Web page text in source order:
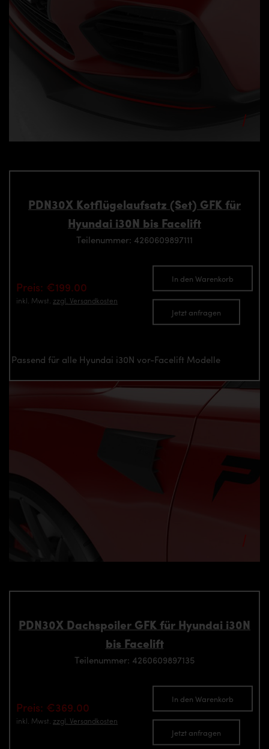
PDN30X Kotflügelaufsatz (Set) GFK für
Hyundai i30N bis Facelift
Teilenummer: 4260609897111
Preis: €199.00
inkl. Mwst. zzgl. Versandkosten
In den Warenkorb
Jetzt anfragen
Passend für alle Hyundai i30N vor-Facelift Modelle
PDN30X Dachspoiler GFK für Hyundai i30N
bis Facelift
Teilenummer: 4260609897135
Preis: €369.00
inkl. Mwst. zzgl. Versandkosten
In den Warenkorb
Jetzt anfragen